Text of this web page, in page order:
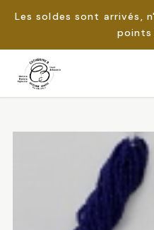
Les soldes sont arrivés,
points
Passer